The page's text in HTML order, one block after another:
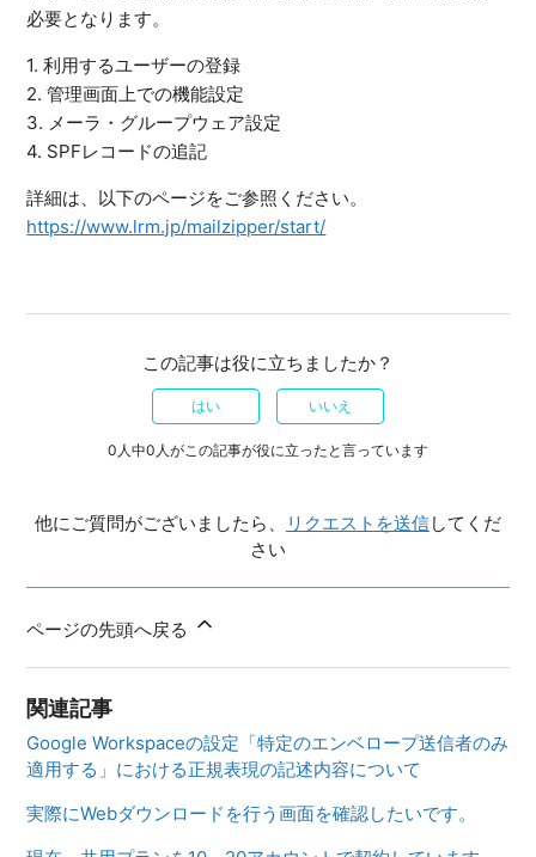
必要となります。
1. 利用するユーザーの登録
2. 管理画面上での機能設定
3. メーラ・グループウェア設定
4. SPFレコードの追記
詳細は、以下のページをご参照ください。
https://www.lrm.jp/mailzipper/start/
この記事は役に立ちましたか？
はい いいえ
0人中0人がこの記事が役に立ったと言っています
他にご質問がございましたら、 リクエストを送信してくだ
さい
ページの先頭へ戻る
関連記事
Google Workspaceの設定「特定のエンベロープ送信者のみ
適用する」における正規表現の記述内容について
実際にWebダウンロードを行う画面を確認したいです。